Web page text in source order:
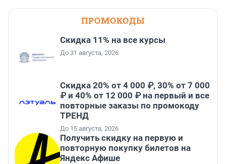
ПРОМОКОДЫ
Скидка 11% на все курсы
До 31 августа, 2026
Скидка 20% от 4 000 ₽, 30% от 7 000
₽ и 40% от 12 000 ₽ на первый и все
повторные заказы по промокоду
ТРЕНД
До 15 августа, 2026
Получить скидку на первую и
повторную покупку билетов на
Яндекс Афише